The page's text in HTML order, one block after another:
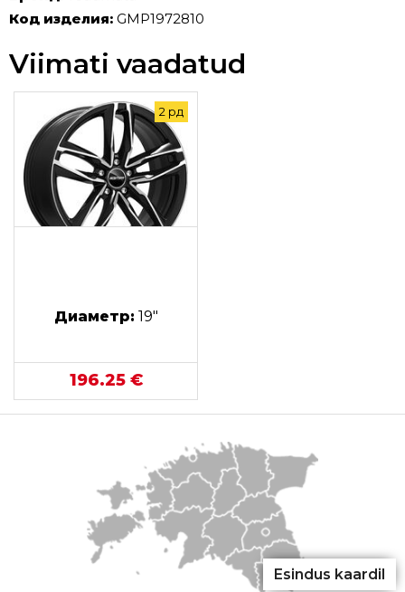
Код изделия: GMP1972810
Viimati vaadatud
2 рд
Диаметр: 19"
196.25 €
Esindus kaardil